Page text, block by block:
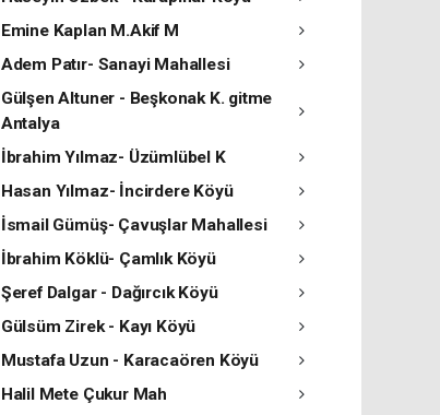
Emine Kaplan M.Akif M
Adem Patır- Sanayi Mahallesi
Gülşen Altuner - Beşkonak K. gitme
Antalya
İbrahim Yılmaz- Üzümlübel K
Hasan Yılmaz- İncirdere Köyü
İsmail Gümüş- Çavuşlar Mahallesi
İbrahim Köklü- Çamlık Köyü
Şeref Dalgar - Dağırcık Köyü
Gülsüm Zirek - Kayı Köyü
Mustafa Uzun - Karacaören Köyü
Halil Mete Çukur Mah